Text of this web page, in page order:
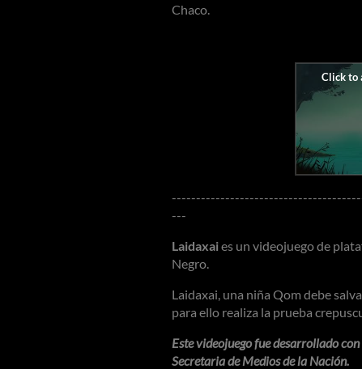
Chaco.
---
Laidaxaies un videojuego de
Negro.
Laidaxai, una niña Qom debe
para ello realiza la prueba
Este videojuego fue desarrollado
Secretaria de Medios de la Nación.